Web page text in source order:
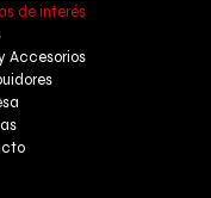
de interés
Accesorios